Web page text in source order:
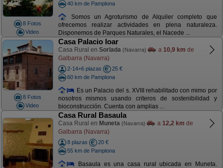
8 Fotos
Video
40 km de Pamplona
Somos un Agroturismo de Alquiler completo que
ofrecemos realizar actividades en plena naturaleza.
Disponemos de Parques Naturales, el Nacede ...
8 Fotos
Video
Casa Palacio Ioar
Casa Rural en Sorlada (Navarra) a 10,9 km de
Galbarra (Navarra)
2-14+6 plazas
25 €
60 km de Pamplona
Es un Palacio del s. XVIII rehabilitado con mimo por
nosotros mismos usando criteros de sostenibilidad y
bioconstrucción. Cuenta con amplias ...
Casa Rural Basaula
Casa Rural en Muneta (Navarra) a 12,2 km de
Galbarra (Navarra)
8 plazas
20 €
55 km de Pamplona
Basaula es una casa rural ubicada en Muneta.